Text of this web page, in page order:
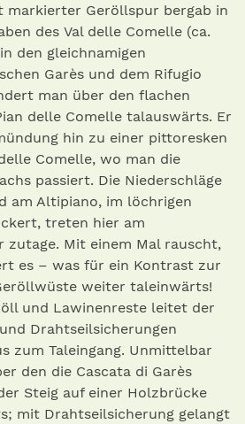
markierter Geröllspur bergab in
des Val delle Comelle (ca.
den gleichnamigen
Garès und dem Rifugio
man über den flachen
delle Comelle talauswärts. Er
hin zu einer pittoresken
Comelle, wo man die
passiert. Die Niederschläge
am Altipiano, im löchrigen
treten hier am
zutage. Mit einem Mal rauscht,
es – was für ein Kontrast zur
weiter taleinwärts!
und Lawinenreste leitet der
Drahtseilsicherungen
zum Taleingang. Unmittelbar
den die Cascata di Garès
Steig auf einer Holzbrücke
mit Drahtseilsicherung gelangt